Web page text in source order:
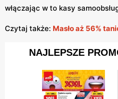
włączając w to kasy
Czytaj także: Masło aż 56%